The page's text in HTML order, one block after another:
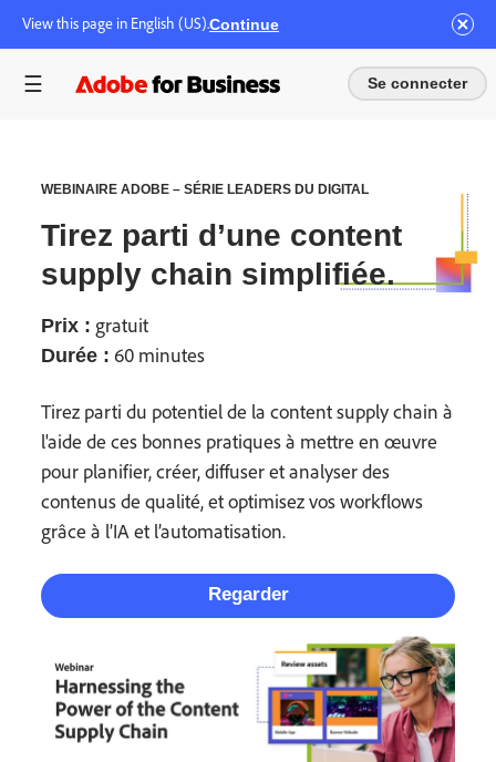
View this page in English (US).Continue
Se connecter
WEBINAIRE ADOBE – SÉRIE LEADERS DU DIGITAL
Tirez parti d’une content
supply chain simplifiée.
Prix : gratuit
Durée : 60 minutes
Tirez parti du potentiel de la content supply chain à
l'aide de ces bonnes pratiques à mettre en œuvre
pour planifier, créer, diffuser et analyser des
contenus de qualité, et optimisez vos workflows
grâce à l’IA et l’automatisation.
Regarder